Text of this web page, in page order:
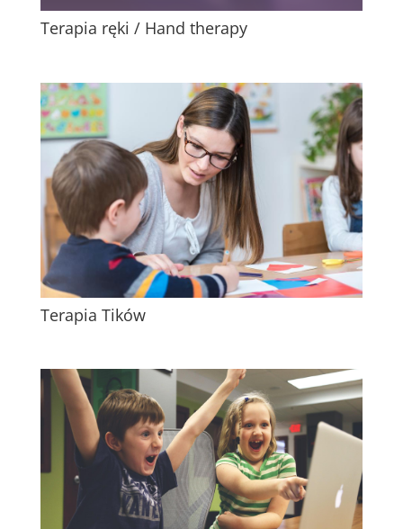
Terapia ręki / Hand therapy
Terapia Tików